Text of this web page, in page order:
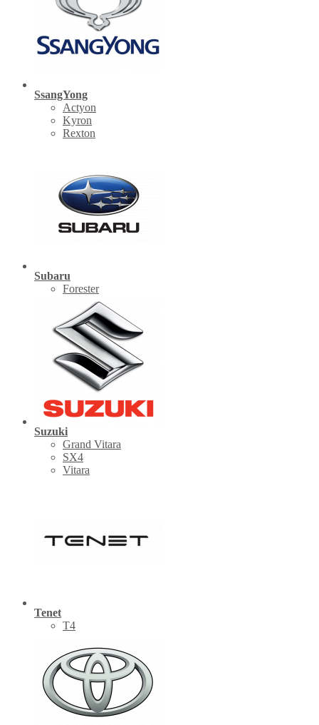
SsangYong
Actyon
Kyron
Rexton
Subaru
Forester
Suzuki
Grand Vitara
SX4
Vitara
Tenet
Т4